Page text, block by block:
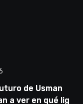
de Usman
a ver en qué liga